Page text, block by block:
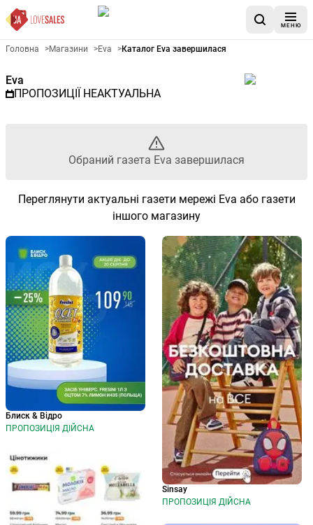
МЕНЮ
Рекламна газета Eva -
Головна >Магазини >Eva >Каталог Eva завершилася
Eva
ПРОПОЗИЦІЇ НЕАКТУАЛЬНА
Обраний газета Eva завершилася
Переглянути актуальні газети мережі Eva або газети
іншого магазину
Блиск & Відро
ПРОПОЗИЦІЯ ДІЙСНА
Sinsay
ПРОПОЗИЦІЯ ДІЙСНА